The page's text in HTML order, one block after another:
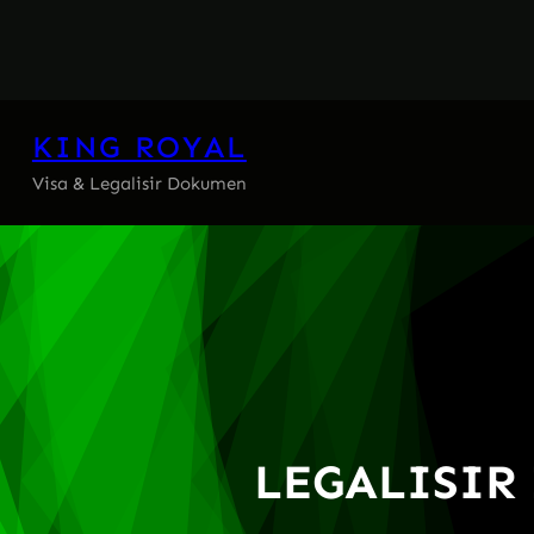
KING ROYAL
Visa & Legalisir Dokumen